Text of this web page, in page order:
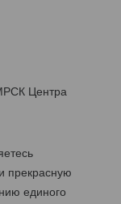
Центра
прекрасную
единого